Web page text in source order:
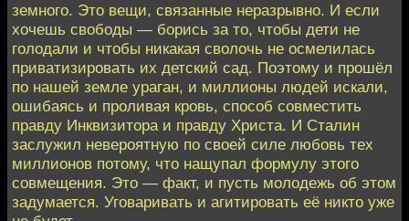
земного. Это вещи, связанные неразрывно. И если
хочешь свободы — борись за то, чтобы дети не
голодали и чтобы никакая сволочь не осмелилась
приватизировать их детский сад. Поэтому и прошёл
по нашей земле ураган, и миллионы людей искали,
ошибаясь и проливая кровь, способ совместить
правду Инквизитора и правду Христа. И Сталин
заслужил невероятную по своей силе любовь тех
миллионов потому, что нащупал формулу этого
совмещения. Это — факт, и пусть молодежь об этом
задумается. Уговаривать и агитировать её никто уже